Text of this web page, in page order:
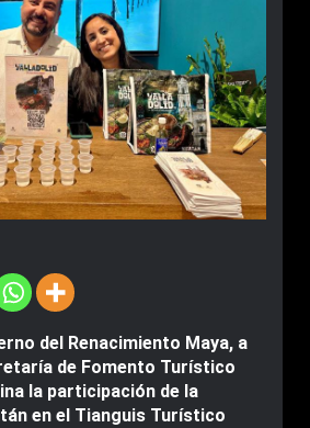
del Renacimiento Maya, a
de Fomento Turístico
la participación de la
en el Tianguis Turístico